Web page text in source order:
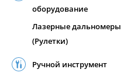
оборудование
Лазерные дальномеры
(Рулетки)
Ручной инструмент